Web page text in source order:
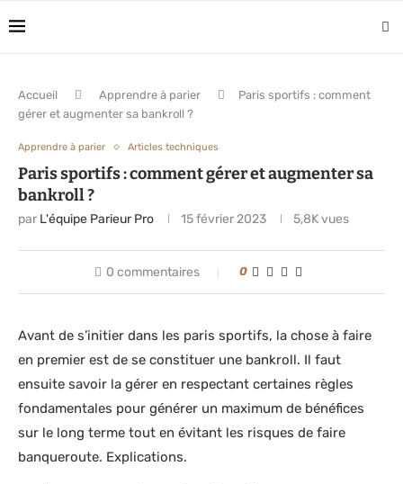
Accueil Apprendre à parier
Paris sportifs : comment
gérer et augmenter sa bankroll ?
Apprendre à parier Articles techniques
Paris sportifs : comment gérer et augmenter sa
bankroll ?
par L'équipe Parieur Pro 15 février 2023 5,8Kvues
0 commentaires 0
Avant de s’initier dans les paris sportifs, la chose à faire
en premier est de se constituer une bankroll. Il faut
ensuite savoir la gérer en respectant certaines règles
fondamentales pour générer un maximum de bénéfices
sur le long terme tout en évitant les risques de faire
banqueroute. Explications.